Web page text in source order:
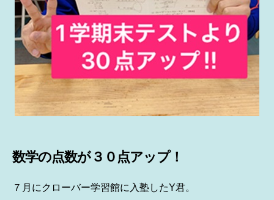
数学の点数が３０点アップ！
７月にクローバー学習館に入塾したY君。